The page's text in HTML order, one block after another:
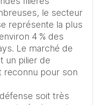
le secteur
représente la plus
4 % des
Le marché de
un pilier de
reconnu pour son
soit très